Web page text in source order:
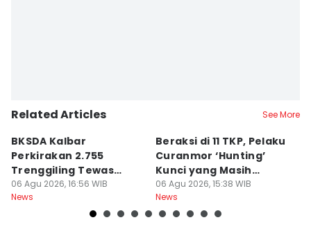
Related Articles See More
BKSDA Kalbar
Perkirakan 2.755
Trenggiling Tewas
untuk Dapat 551 Kg Sisik
06 Agu 2026, 16:56 WIB
News
Beraksi di 11 TKP, Pelaku
Curanmor ‘Hunting’
Kunci yang Masih
Menempel
06 Agu 2026, 15:38 WIB
News